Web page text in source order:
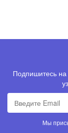
Подпишитесь
Мы